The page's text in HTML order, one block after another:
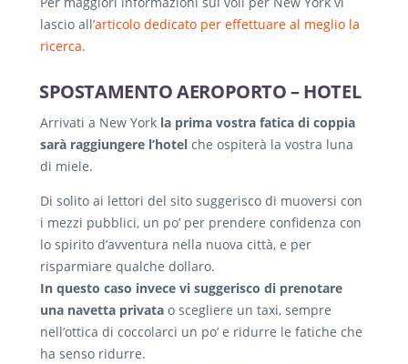
lascio all’articolo dedicato per effettuare al meglio la
ricerca.
SPOSTAMENTO AEROPORTO – HOTEL
Arrivati a New York la prima vostra fatica di coppia
sarà raggiungere l’hotel che ospiterà la vostra luna
di miele.
Di solito ai lettori del sito suggerisco di muoversi con
i mezzi pubblici, un po’ per prendere confidenza con
lo spirito d’avventura nella nuova città, e per
risparmiare qualche dollaro.
In questo caso invece vi suggerisco di prenotare
una navetta privata o scegliere un taxi, sempre
nell’ottica di coccolarci un po’ e ridurre le fatiche che
ha senso ridurre.